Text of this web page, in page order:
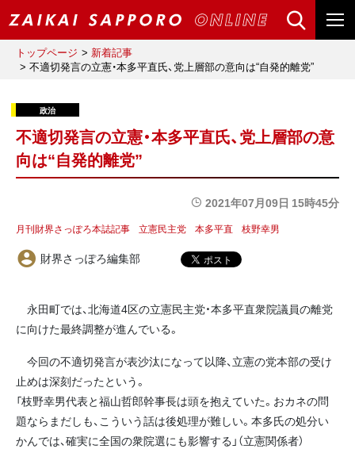
トップページ
新着記事
不適切発言の立憲・本多平直氏、党上層部の意向は“自発的離党”
不適切発言の立憲・本多平直氏、党上層部の意
向は“自発的離党”
2021年07月09日 15時45分
月刊財界さっぽろ本誌記事 立憲民主党 本多平直 枝野幸男
財界さっぽろ編集部
永田町では、北海道4区の立憲民主党・本多平直衆院議員の離党
に向けた最終調整が進んでいる。
今回の不適切発言が表沙汰になって以降、立憲の党本部の受け
止めは深刻だったという。
「枝野幸男代表と福山哲郎幹事長は頭を抱えていた。おカネの問
題ならまだしも、こういう話は後処理が難しい。本多氏の処分い
かんでは、確実に全国の衆院選にも影響する」（立憲関係者）